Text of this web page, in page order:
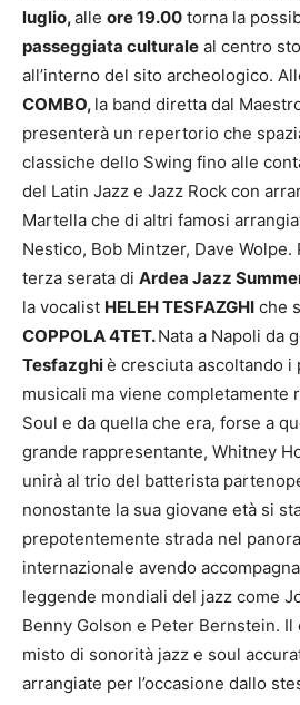
luglio,alle ore 19.00 torna la
passeggiata culturale al centro
all’interno del sito archeologico.
COMBO, la band diretta dal
presenterà un repertorio che
classiche dello Swing fino alle
del Latin Jazz e Jazz Rock con
Martella che di altri famosi
Nestico, Bob Mintzer, Dave
terza serata di Ardea Jazz
la vocalist HELEH TESFAZGHI che
COPPOLA 4TET.Nata a Napoli da
Tesfazghiè cresciuta ascoltando i
musicali ma viene completamente
Soul e da quella che era, forse a
grande rappresentante, Whitney
unirà al trio del batterista
nonostante la sua giovane età si
prepotentemente strada nel
internazionale avendo
leggende mondiali del jazz come
Benny Golson e Peter Bernstein.
misto di sonorità jazz e soul
arrangiate per l’occasione dallo